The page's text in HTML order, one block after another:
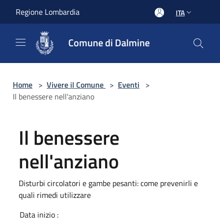
Regione Lombardia ITA
Comune di Dalmine
Home > Vivere il Comune > Eventi >
Il benessere nell'anziano
Il benessere
nell'anziano
Disturbi circolatori e gambe pesanti: come prevenirli e
quali rimedi utilizzare
Data inizio :